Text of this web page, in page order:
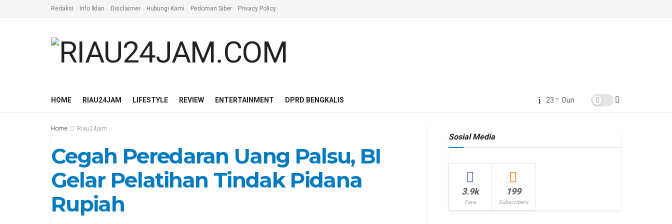
Redaksi Info Iklan Disclaimer Hubungi Kami Pedoman Siber Privacy Policy
HOME RIAU24JAM LIFESTYLE REVIEW ENTERTAINMENT DPRD BENGKALIS 23 °C Duri
Home Riau24jam
Cegah Peredaran Uang Palsu, BI
Gelar Pelatihan Tindak Pidana
Rupiah
Sosial Media
3.9k
Fans
199
Subscribers